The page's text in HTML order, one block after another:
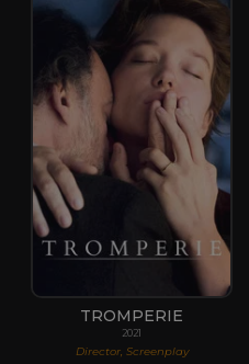
TROMPERIE
2021
Director, Screenplay